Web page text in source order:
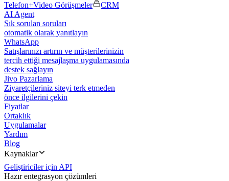
Telefon+Video Görüşmeler
CRM
AI Agent
Sık sorulan soruları
otomatik olarak yanıtlayın
WhatsApp
Satışlarınızı artırın ve müşterilerinizin
tercih ettiği mesajlaşma uygulamasında
destek sağlayın
Jivo Pazarlama
Ziyaretçileriniz siteyi terk etmeden
önce ilgilerini çekin
Fiyatlar
Ortaklık
Uygulamalar
Yardım
Blog
Kaynaklar
Geliştiriciler için API
Hazır entegrasyon çözümleri